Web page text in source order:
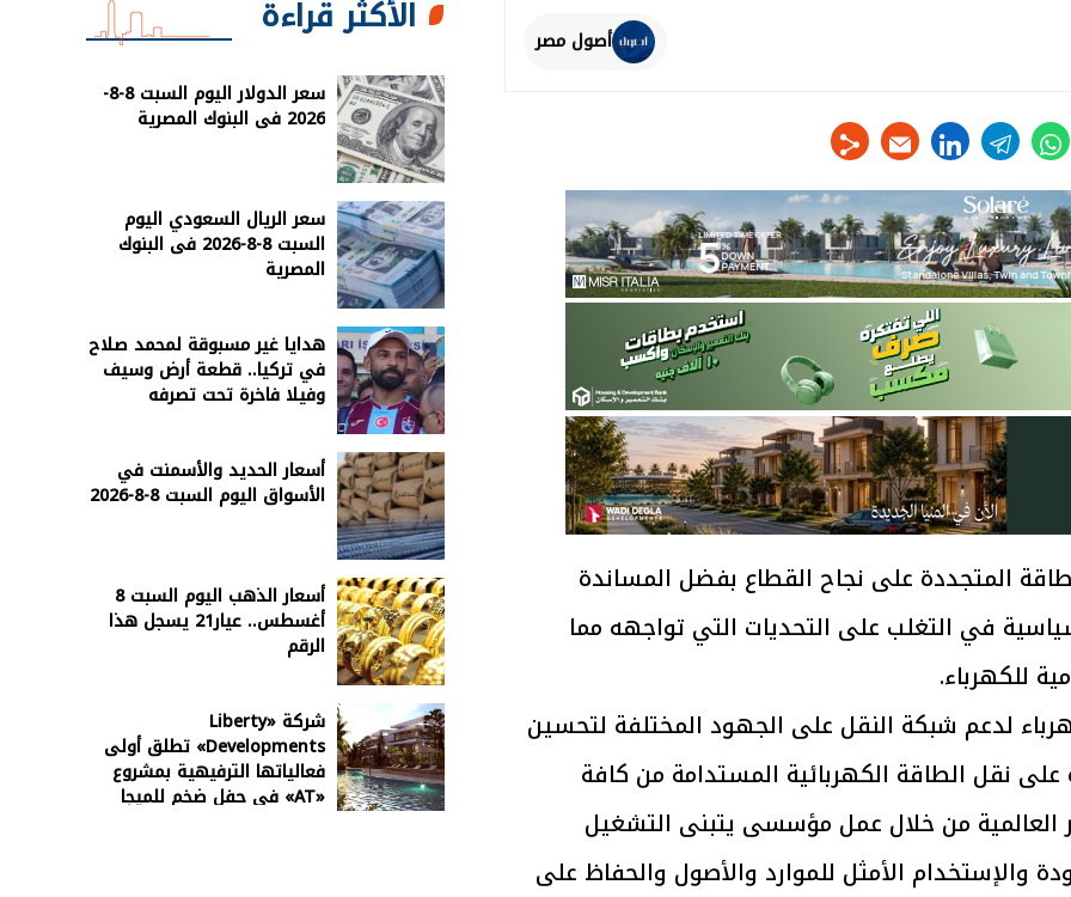
أصول مصر
whats
telegram
linkedin
المتجددة على نجاح القطاع بفضل المساندة
في التغلب على التحديات التي تواجهه مما
للكهرباء.
لدعم شبكة النقل على الجهود المختلفة لتحسين
نقل الطاقة الكهربائية المستدامة من كافة
العالمية من خلال عمل مؤسسى يتبنى التشغيل
والإستخدام الأمثل للموارد والأصول والحفاظ على
الأكثر قراءة
سعر الدولار اليوم السبت 8-8-
2026 فى البنوك المصرية
سعر الريال السعودي اليوم
السبت 8-8-2026 فى البنوك
المصرية
هدايا غير مسبوقة لمحمد صلاح
في تركيا.. قطعة أرض وسيف
وفيلا فاخرة تحت تصرفه
أسعار الحديد والأسمنت في
الأسواق اليوم السبت 8-8-2026
أسعار الذهب اليوم السبت 8
أغسطس.. عيار21 يسجل هذا
الرقم
شركة «Liberty
Developments» تطلق أولى
فعالياتها الترفيهية بمشروع
«AT» في حفل ضخم للميجا